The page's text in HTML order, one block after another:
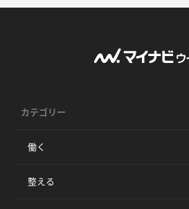
カテゴリー
働く
整える